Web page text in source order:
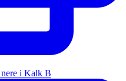
nere i Kalk B